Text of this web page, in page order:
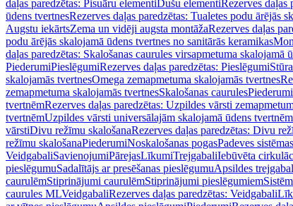
daļas paredzētas: Pisuāru elementiDušu elementiRezerves daļas
ūdens tvertnesRezerves daļas paredzētas: Tualetes podu ārējās
Augstu iekārtsZema un vidēji augsta montāžaRezerves daļas
podu ārējās skalojamā ūdens tvertnes no sanitārās keramikas
daļas paredzētas: Skalošanas caurules virsapmetuma skalojamā
PiederumiPieslēgumiRezerves daļas paredzētas: Pieslēgumi
skalojamās tvertnesOmega zemapmetuma skalojamās tvertnes
zemapmetuma skalojamās tvertnesSkalošanas caurulesPiederumi
tvertnēmRezerves daļas paredzētas: Uzpildes vārsti
tvertnēmUzpildes vārsti universālajām skalojamā ūdens tvertnēm
vārstiDivu režīmu skalošanaRezerves daļas paredzētas: Divu
režīmu skalošanaPiederumiNoskalošanas pogasPadeves sistēmas
VeidgabaliSavienojumiPārejasLīkumiTrejgabaliIebūvēta
pieslēgumuSadalītājs ar presēšanas pieslēgumuApsildes
caurulēmStiprinājumi caurulēmStiprinājumi pieslēgumiem
caurules MLVeidgabaliRezerves daļas paredzētas: Veidgabali